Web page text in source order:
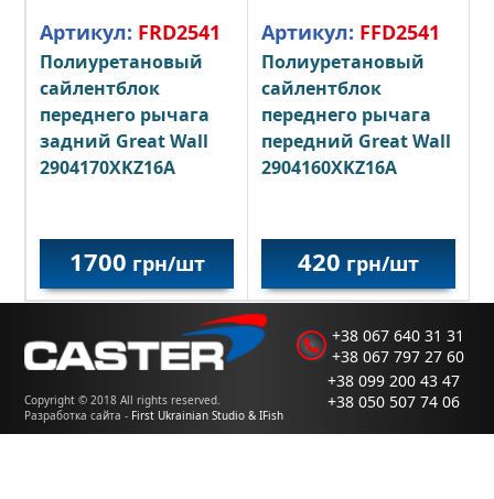
Артикул: FRD2541
Полиуретановый
сайлентблок
переднего рычага
задний Great Wall
2904170XKZ16A
1700 грн/шт
Артикул: FFD2541
Полиуретановый
сайлентблок
переднего рычага
передний Great Wall
2904160XKZ16A
420 грн/шт
Copyright © 2018 All rights reserved.
Разработка сайта - First Ukrainian Studio & IFish
+38 067 640 31 31
+38 067 797 27 60
+38 099 200 43 47
+38 050 507 74 06